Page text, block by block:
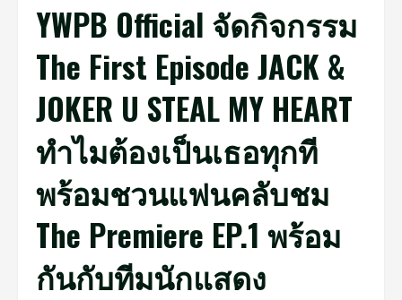
YWPB Official จัดกิจกรรม
The First Episode JACK &
JOKER U STEAL MY HEART
ทำไมต้องเป็นเธอทุกที
พร้อมชวนแฟนคลับชม
The Premiere EP.1 พร้อม
กันกับทีมนักแสดง